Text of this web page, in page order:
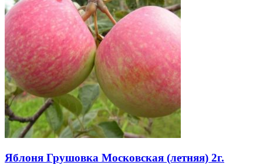
Яблоня Грушовка Московская (летняя) 2г.